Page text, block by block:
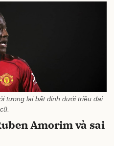
tương lai bất định dưới triều đại
cũ.
Amorim và sai